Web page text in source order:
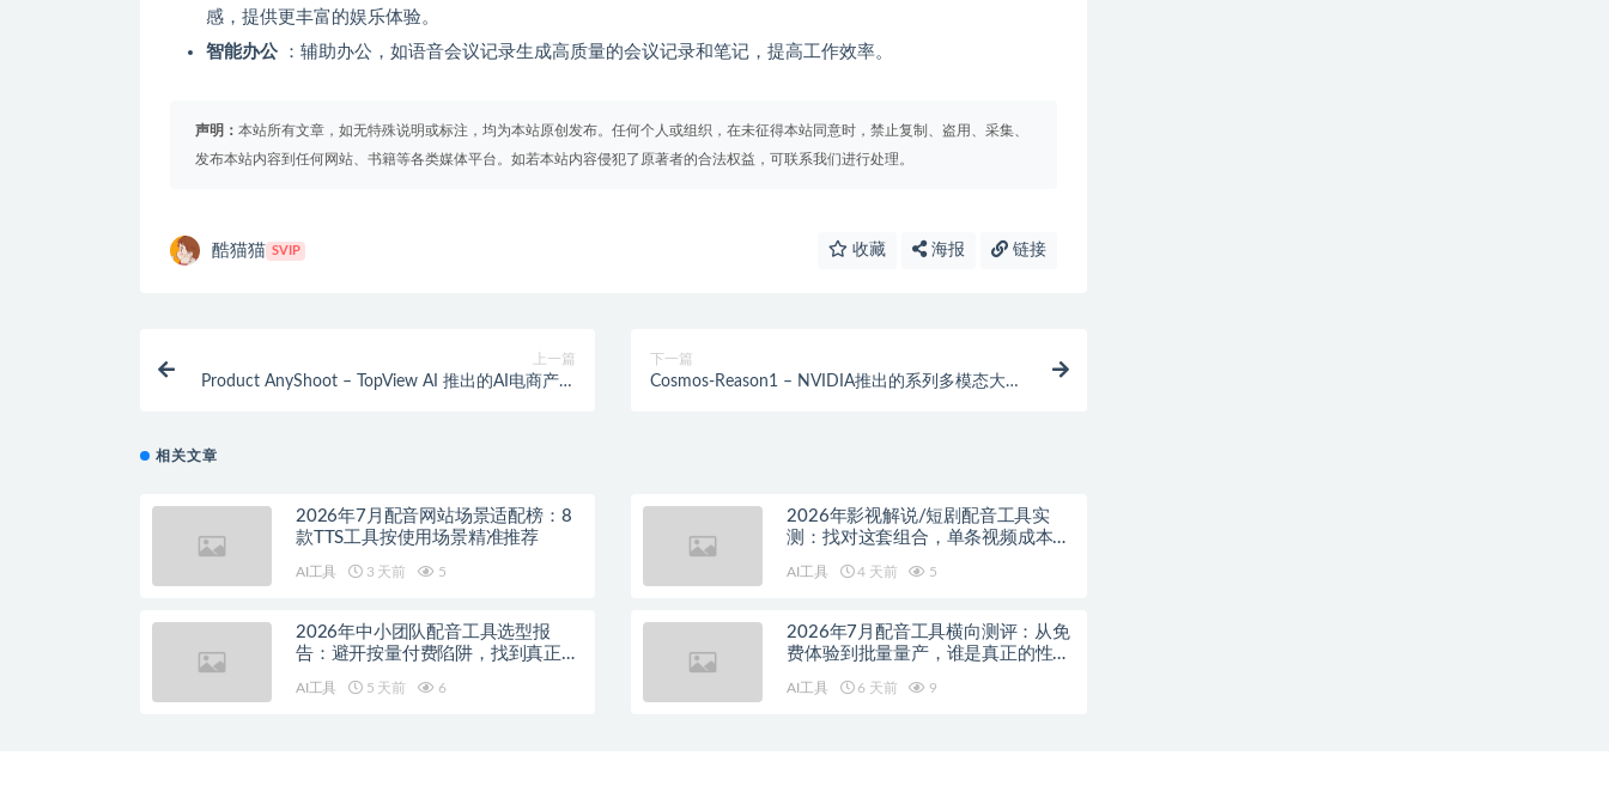
感，提供更丰富的娱乐体验。
智能办公 ：辅助办公，如语音会议记录生成高质量的会议记录和笔记，提高工作效率。
声明： 本站所有文章，如无特殊说明或标注，均为本站原创发布。任何个人或组织，在未征得本站同意时，禁止复制、盗用、采集、
发布本站内容到任何网站、书籍等各类媒体平台。如若本站内容侵犯了原著者的合法权益，可联系我们进行处理。
酷猫猫 SVIP 收藏 海报 链接
上一篇
Product AnyShoot – TopView AI 推出的AI电商产品
下一篇
Cosmos-Reason1 – NVIDIA推出的系列多模态大语
相关文章
2026年7月配音网站场景适配榜：8
款TTS工具按使用场景精准推荐
AI工具 3 天前 5
2026年影视解说/短剧配音工具实
测：找对这套组合，单条视频成本直
AI工具 4 天前 5
2026年中小团队配音工具选型报
告：避开按量付费陷阱，找到真正的
AI工具 5 天前 6
2026年7月配音工具横向测评：从免
费体验到批量量产，谁是真正的性价
AI工具 6 天前 9